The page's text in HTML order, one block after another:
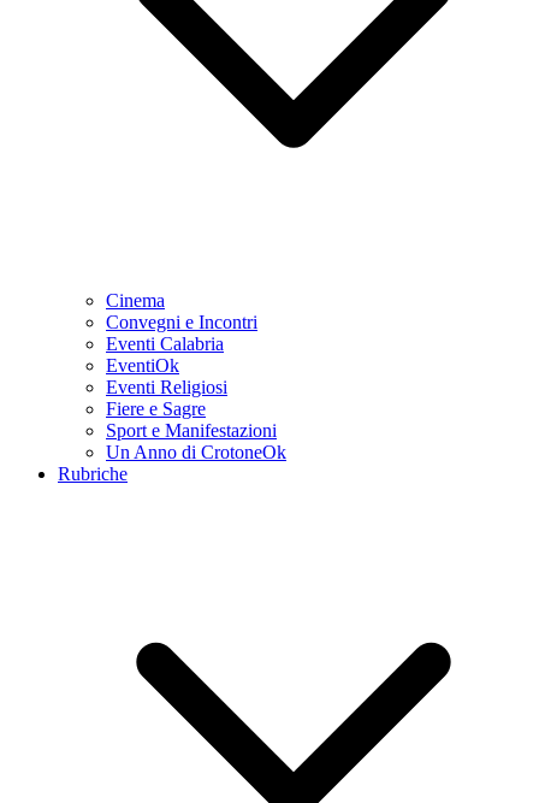
Cinema
Convegni e Incontri
Eventi Calabria
EventiOk
Eventi Religiosi
Fiere e Sagre
Sport e Manifestazioni
Un Anno di CrotoneOk
Rubriche